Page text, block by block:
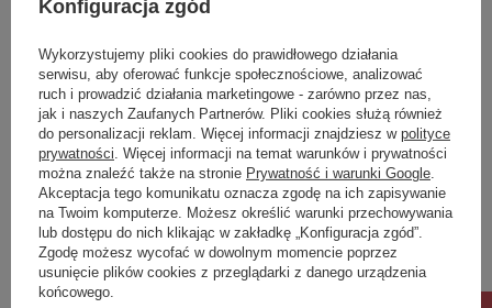
Produkt na zamówienie czas
produkcji (dni):
3
Gwarancja w miesiącach 24
kolor brązowy
Potrzebujesz pomocy? Masz pytania?
Zadaj pytanie a my odpowiemy niezwłocznie,
najciekawsze pytania i odpowiedzi publikując
dla innych.
Zadaj pytanie
Konfiguracja zgód
Wykorzystujemy pliki cookies do prawidłowego działania
serwisu, aby oferować funkcje społecznościowe, analizować
ruch i prowadzić działania marketingowe - zarówno przez nas,
jak i naszych Zaufanych Partnerów. Pliki cookies służą również
do personalizacji reklam. Więcej informacji znajdziesz w polityce
prywatności . Więcej informacji na temat warunków i prywatności
można znaleźć także na stronie Prywatność i warunki Google
Akceptacja tego komunikatu oznacza zgodę na ich zapisywanie
na Twoim komputerze. Możesz określić warunki przechowywania
lub dostępu do nich klikając w zakładkę „Konfiguracja zgód”.
Zgodę możesz wycofać w dowolnym momencie poprzez
usunięcie plików cookies z przeglądarki z danego urządzenia
końcowego.